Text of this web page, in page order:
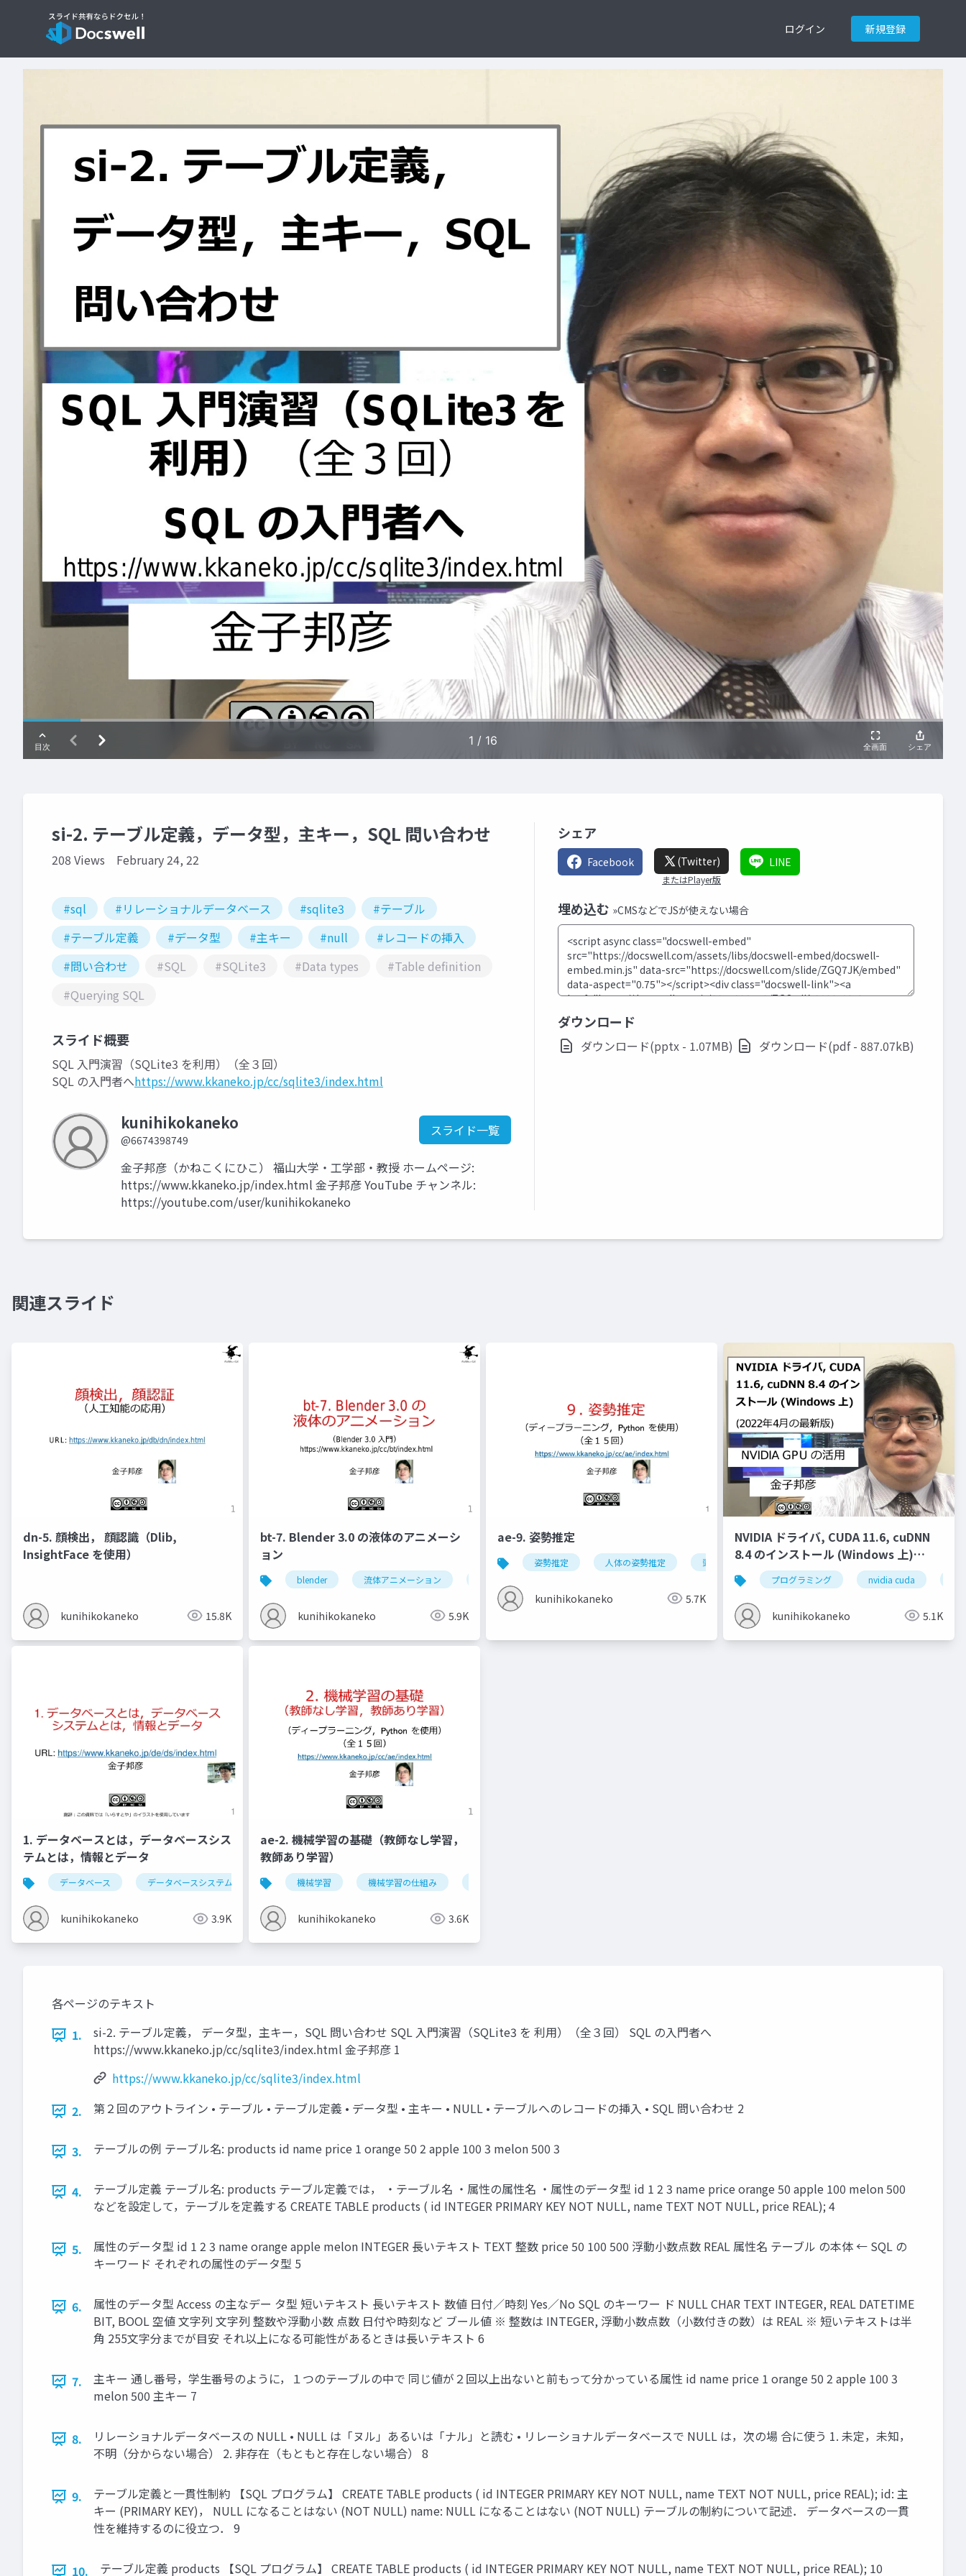
ログイン 新規登録
si-2. テーブル定義，データ型，主キー，SQL 問い合わせ
208 Views February 24, 22
#sql #リレーショナルデータベース #sqlite3
#テーブル
#テーブル定義
#データ型 #主キー #null
#レコードの挿入
#問い合わせ
#SQL #SQLite3 #Data types
#Table definition
#Querying SQL
スライド概要
SQL 入門演習（SQLite3 を利用）（全３回）
SQL の入門者へhttps://www.kkaneko.jp/cc/sqlite3/index.html
kunihikokaneko
@6674398749
スライド一覧
金子邦彦（かねこくにひこ） 福山大学・工学部・教授 ホームページ:
https://www.kkaneko.jp/index.html 金子邦彦 YouTube チャンネル:
https://youtube.com/user/kunihikokaneko
シェア
Facebook (Twitter)
またはPlayer版
LINE
埋め込む »CMSなどでJSが使えない場合
ダウンロード
ダウンロード(pptx - 1.07MB) ダウンロード(pdf - 887.07kB)
関連スライド
dn-5. 顔検出， 顔認識（Dlib,
InsightFace を使用）
kunihikokaneko 15.8K
bt-7. Blender 3.0 の液体のアニメーシ
ョン
blender 流体アニメーション ジオメトリ 流入口 ベイク
kunihikokaneko 5.9K
ae-9. 姿勢推定
姿勢推定 人体の姿勢推定 頭部の姿勢推定 オブジェクトの姿勢推定
kunihikokaneko 5.7K
NVIDIA ドライバ, CUDA 11.6, cuDNN
8.4 のインストール (Windows 上)
(2022年4月の最新版)
プログラミング nvidia cuda
kunihikokaneko 5.1K
1. データベースとは，データベースシス
テムとは，情報とデータ
データベース データベースシステム 情報とデータ データの種類 オープンデータ
kunihikokaneko 3.9K
ae-2. 機械学習の基礎（教師なし学習，
教師あり学習）
機械学習 機械学習の仕組み
kunihikokaneko 3.6K
各ページのテキスト
1.
si-2. テーブル定義， データ型，主キー，SQL 問い合わせ SQL 入門演習（SQLite3 を 利用）（全３回） SQL の入門者へ
https://www.kkaneko.jp/cc/sqlite3/index.html 金子邦彦 1
https://www.kkaneko.jp/cc/sqlite3/index.html
2.
第２回のアウトライン • テーブル • テーブル定義 • データ型 • 主キー • NULL • テーブルへのレコードの挿入 • SQL 問い合わせ 2
3. テーブルの例 テーブル名: products id name price 1 orange 50 2 apple 100 3 melon 500 3
4.
テーブル定義 テーブル名: products テーブル定義では， ・テーブル名 ・属性の属性名 ・属性のデータ型 id 1 2 3 name price orange 50 apple 100 melon 500
などを設定して，テーブルを定義する CREATE TABLE products ( id INTEGER PRIMARY KEY NOT NULL, name TEXT NOT NULL, price REAL); 4
5.
属性のデータ型 id 1 2 3 name orange apple melon INTEGER 長いテキスト TEXT 整数 price 50 100 500 浮動小数点数 REAL 属性名 テーブル の本体 ← SQL の
キーワード それぞれの属性のデータ型 5
6.
属性のデータ型 Access の主なデー タ型 短いテキスト 長いテキスト 数値 日付／時刻 Yes／No SQL のキーワー ド NULL CHAR TEXT INTEGER, REAL DATETIME
BIT, BOOL 空値 文字列 文字列 整数や浮動小数 点数 日付や時刻など ブール値 ※ 整数は INTEGER, 浮動小数点数（小数付きの数）は REAL ※ 短いテキストは半
角 255文字分までが目安 それ以上になる可能性があるときは長いテキスト 6
7.
主キー 通し番号，学生番号のように，１つのテーブルの中で 同じ値が２回以上出ないと前もって分かっている属性 id name price 1 orange 50 2 apple 100 3
melon 500 主キー 7
8.
リレーショナルデータベースの NULL • NULL は「ヌル」あるいは「ナル」と読む • リレーショナルデータベースで NULL は，次の場 合に使う 1. 未定，未知，
不明（分からない場合） 2. 非存在（もともと存在しない場合） 8
9.
テーブル定義と一貫性制約 【SQL プログラム】 CREATE TABLE products ( id INTEGER PRIMARY KEY NOT NULL, name TEXT NOT NULL, price REAL); id: 主
キー (PRIMARY KEY)， NULL になることはない (NOT NULL) name: NULL になることはない (NOT NULL) テーブルの制約について記述． データベースの一貫
性を維持するのに役立つ． 9
10. テーブル定義 products 【SQL プログラム】 CREATE TABLE products ( id INTEGER PRIMARY KEY NOT NULL, name TEXT NOT NULL, price REAL); 10